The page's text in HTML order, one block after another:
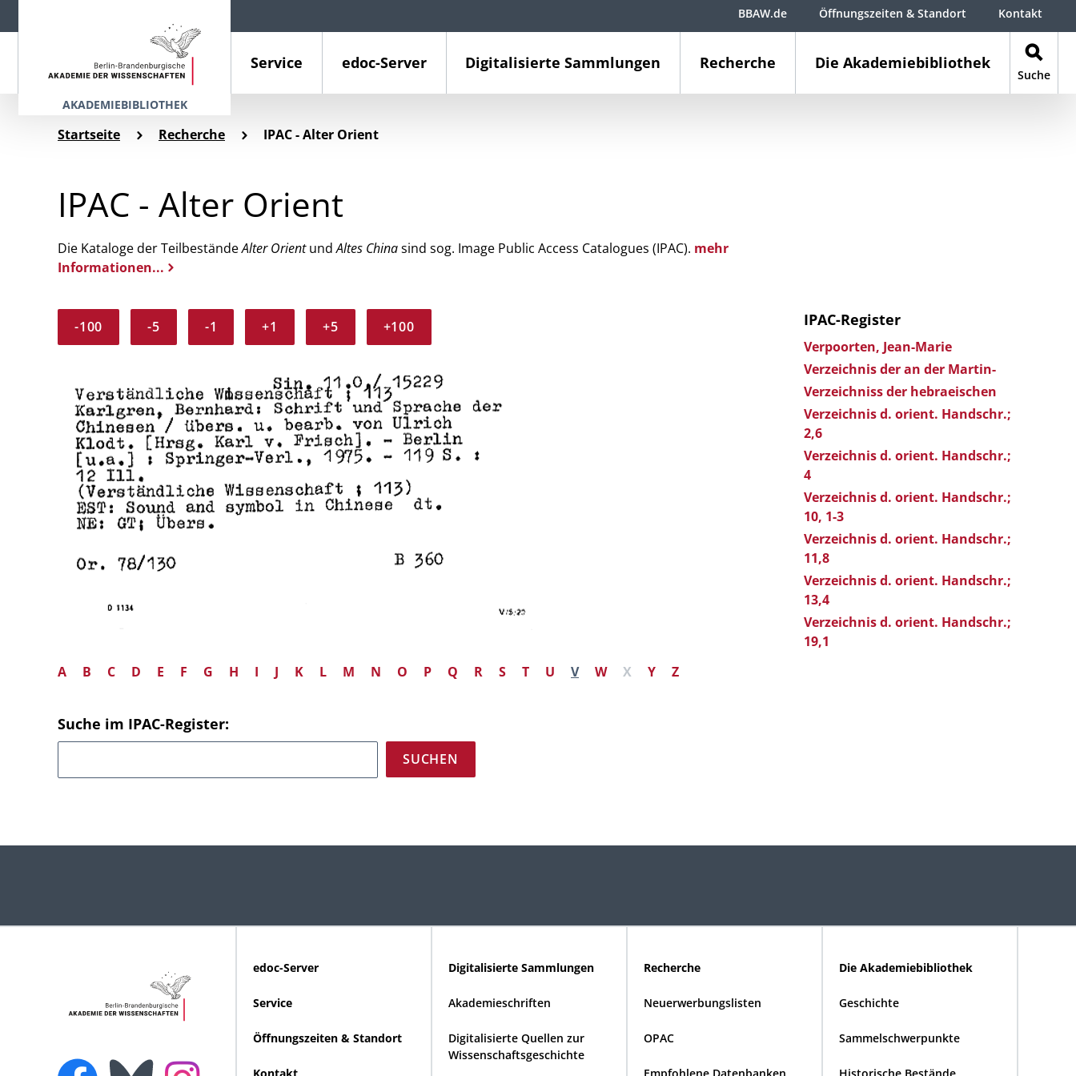
AKADEMIEBIBLIOTHEK
Service edoc-Server Digitalisierte Sammlungen Recherche Die Akademiebibliothek
Suche
BBAW.de Öffnungszeiten & Standort Kontakt
Startseite Recherche IPAC - Alter Orient
IPAC - Alter Orient
Die Kataloge der TeilbeständeAlter OrientundAltes Chinasind sog. Image Public Access Catalogues (IPAC). mehr
Informationen...
-100 -5 -1 +1 +5 +100
A B C D E F G H I J K L M N O P Q R S T U V W X Y Z
Suche im IPAC-Register:
IPAC-Register
Verpoorten, Jean-Marie
Verzeichnis der an der Martin-
Verzeichniss der hebraeischen
Verzeichnis d. orient. Handschr.;
2,6
Verzeichnis d. orient. Handschr.;
4
Verzeichnis d. orient. Handschr.;
10, 1-3
Verzeichnis d. orient. Handschr.;
11,8
Verzeichnis d. orient. Handschr.;
13,4
Verzeichnis d. orient. Handschr.;
19,1
edoc-Server
Service
Öffnungszeiten & Standort
Digitalisierte Sammlungen
Akademieschriften
Digitalisierte Quellen zur
Wissenschaftsgeschichte
Recherche
Neuerwerbungslisten
OPAC
Die Akademiebibliothek
Geschichte
Sammelschwerpunkte